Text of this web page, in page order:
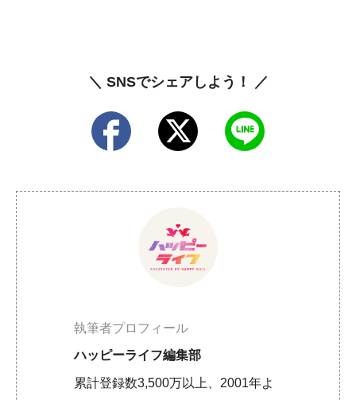
＼ SNSでシェアしよう！ ／
執筆者プロフィール
ハッピーライフ編集部
累計登録数3,500万以上、2001年よ